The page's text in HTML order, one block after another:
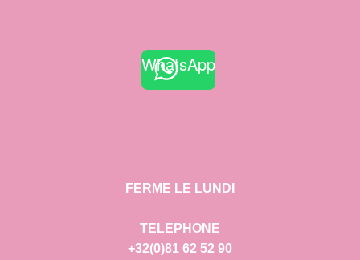
WhatsApp
FERME LE LUNDI
TELEPHONE
+32(0)81 62 52 90